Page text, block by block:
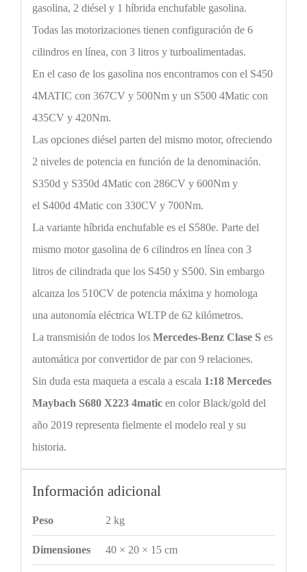
gasolina, 2 diésel y 1 híbrida enchufable gasolina.
Todas las motorizaciones tienen configuración de 6
cilindros en línea, con 3 litros y turboalimentadas.
En el caso de los gasolina nos encontramos con el S450
4MATIC con 367CV y 500Nm y un S500 4Matic con
435CV y 420Nm.
Las opciones diésel parten del mismo motor, ofreciendo
2 niveles de potencia en función de la denominación.
S350d y S350d 4Matic con 286CV y 600Nm y
el S400d 4Matic con 330CV y 700Nm.
La variante híbrida enchufable es el S580e. Parte del
mismo motor gasolina de 6 cilindros en línea con 3
litros de cilindrada que los S450 y S500. Sin embargo
alcanza los 510CV de potencia máxima y homologa
una autonomía eléctrica WLTP de 62 kilómetros.
La transmisión de todos los Mercedes-Benz Clase Ses
automática por convertidor de par con 9 relaciones.
Sin duda esta maqueta a escala a escala 1:18 Mercedes
Maybach S680 X223 4maticen colorBlack/gold del
año 2019 representa fielmente el modelo real y su
historia.
Información adicional
Peso 2 kg
Dimensiones 40 × 20 × 15 cm